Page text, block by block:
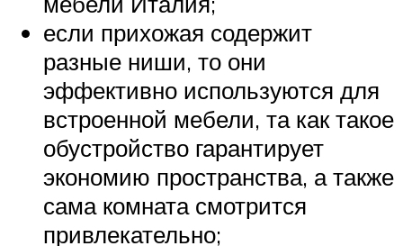
если прихожая содержит
разные ниши, то они
эффективно используются для
встроенной мебели, та как такое
обустройство гарантирует
экономию пространства, а также
сама комната смотрится
привлекательно;